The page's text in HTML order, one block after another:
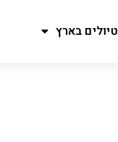
טיולים בארץ